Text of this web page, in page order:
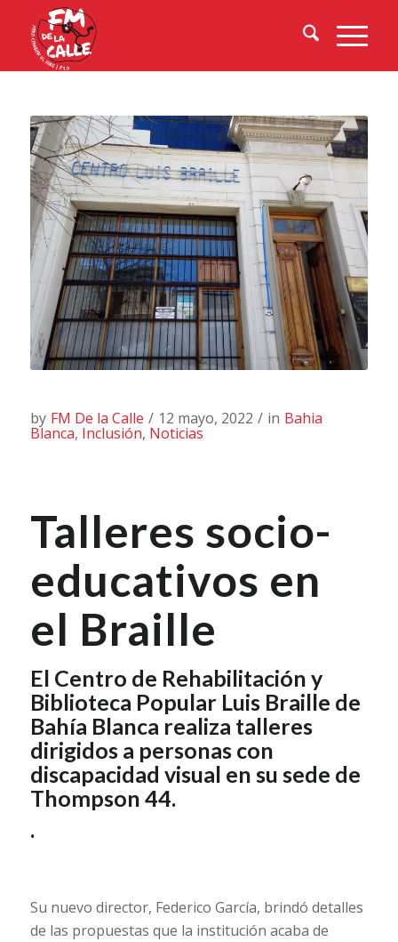
by FM De la Calle / 12 mayo, 2022 / in Bahia
Blanca, Inclusión, Noticias
Talleres socio-
educativos en
el Braille
El Centro de Rehabilitación y
Biblioteca Popular Luis Braille de
Bahía Blanca realiza talleres
dirigidos a personas con
discapacidad visual en su sede de
Thompson 44.
.
Su nuevo director, Federico García, brindó detalles
de las propuestas que la institución acaba de